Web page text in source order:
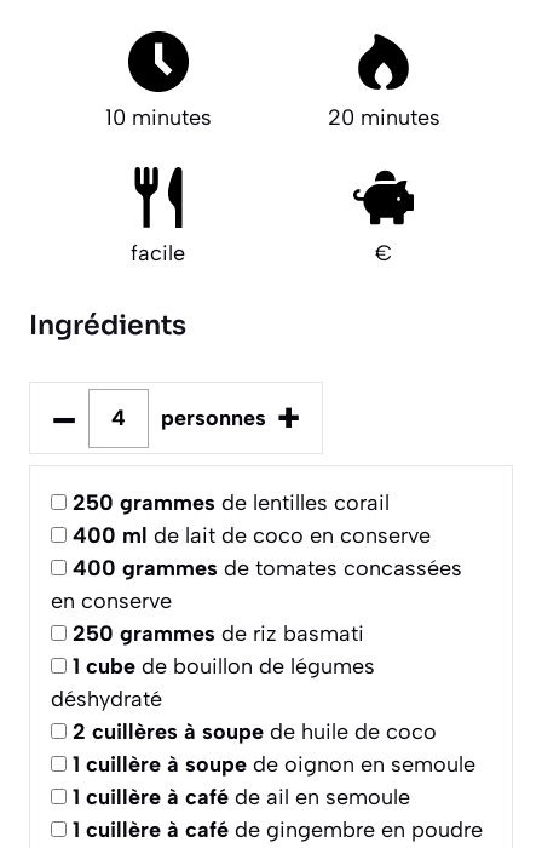
10 minutes 20 minutes
facile €
Ingrédients
– personnes +
250 grammes de lentilles corail
400 ml de lait de coco en conserve
400 grammes de tomates concassées
en conserve
250 grammes de riz basmati
1 cube de bouillon de légumes
déshydraté
2 cuillères à soupe de huile de coco
1 cuillère à soupe de oignon en semoule
1 cuillère à café de ail en semoule
1 cuillère à café de gingembre en poudre